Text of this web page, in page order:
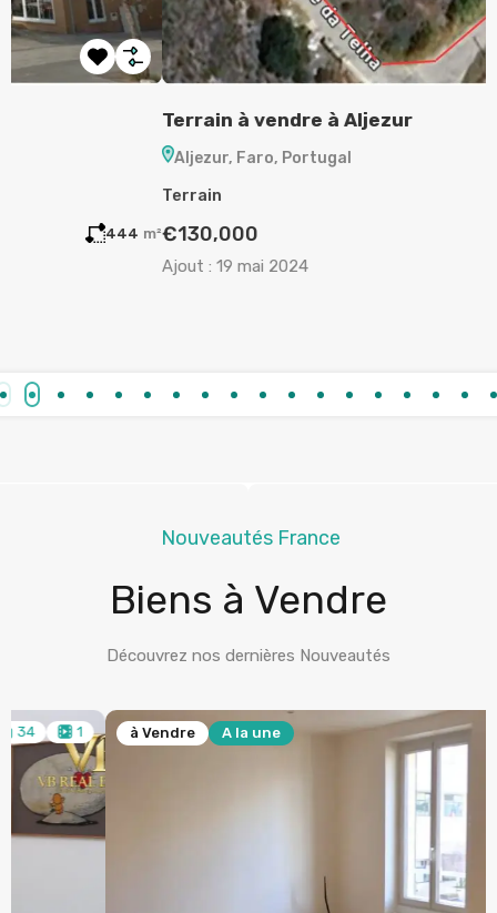
Terrain à vendre à Aljezur
Aljezur, Faro, Portugal
€130,000
Nouveautés France
Biens à Vendre
Découvrez nos dernières Nouveautés
à Vendre A la une 17